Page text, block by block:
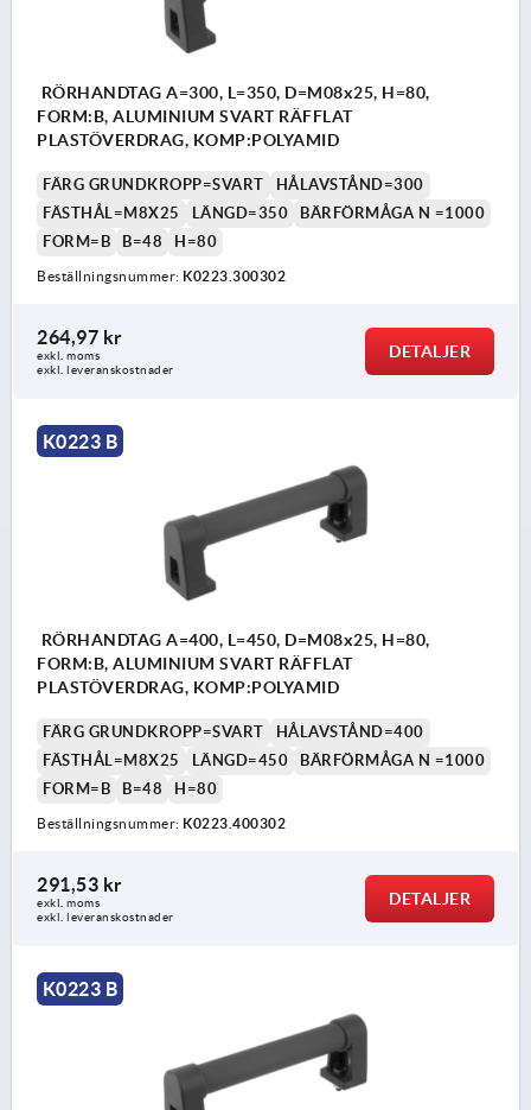
RÖRHANDTAG A=300, L=350, D=M08x25, H=80,
FORM:B, ALUMINIUM SVART RÄFFLAT
PLASTÖVERDRAG, KOMP:POLYAMID
FÄRG GRUNDKROPP=SVART
HÅLAVSTÅND=300
FÄSTHÅL=M8X25
LÄNGD=350
BÄRFÖRMÅGA N =1000
FORM=B
B=48 H=80
Beställningsnummer: K0223.300302
264,97 kr
exkl. moms
exkl. leveranskostnader
DETALJER
K0223 B
RÖRHANDTAG A=400, L=450, D=M08x25, H=80,
FORM:B, ALUMINIUM SVART RÄFFLAT
PLASTÖVERDRAG, KOMP:POLYAMID
FÄRG GRUNDKROPP=SVART
HÅLAVSTÅND=400
FÄSTHÅL=M8X25
LÄNGD=450
BÄRFÖRMÅGA N =1000
FORM=B
B=48 H=80
Beställningsnummer: K0223.400302
291,53 kr
exkl. moms
exkl. leveranskostnader
DETALJER
K0223 B